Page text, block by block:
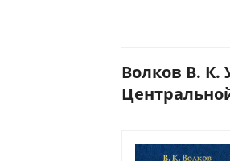
Волков В.